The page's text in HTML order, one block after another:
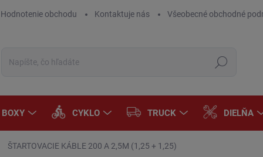
Hodnotenie obchodu Kontaktuje nás Všeobecné obchodné
Hľadať
BOXY CYKLO TRUCK DIELŇA
ŠTARTOVACIE KÁBLE 200 A 2,5M (1,25 + 1,25)